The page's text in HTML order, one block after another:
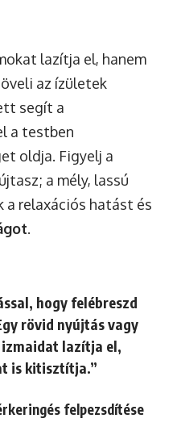
lazítja el, hanem
az ízületek
segít a
a testben
oldja. Figyelj a
a mély, lassú
relaxációs hatást és
.
hogy felébreszd
rövid nyújtás vagy
lazítja el,
is kitisztítja.”
felpezsdítése